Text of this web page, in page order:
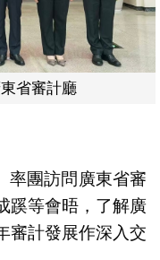
大數據審計和審計協
率團訪問廣東省審
蹊等會晤，了解廣
審計發展作深入交